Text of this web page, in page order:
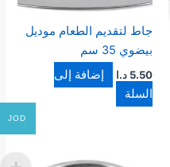
جاط لتقديم الطعام موديل
بيضوي 35 سم
5.50 د.ا
إضافة إلى
السلة
JOD